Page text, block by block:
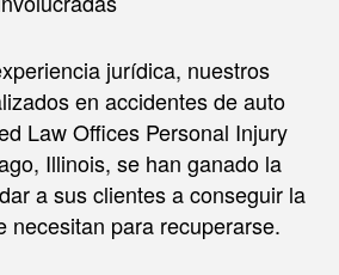
jurídica, nuestros
en accidentes de auto
Law Offices Personal Injury
Illinois, se han ganado la
a sus clientes a conseguir la
necesitan para recuperarse.